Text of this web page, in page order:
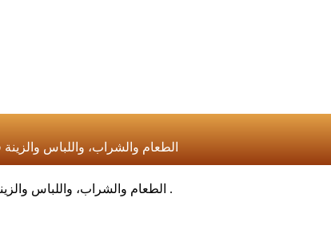
الطعام والشراب، واللباس والزينة في جنوب المملكة
الطعام والشراب، واللباس والزينة في جنوب المملكة العربية السعودية خلال قرنين (15-14هـ/ 20-21م) – بقلم أ . د . غيثان بن علي بن جريس .